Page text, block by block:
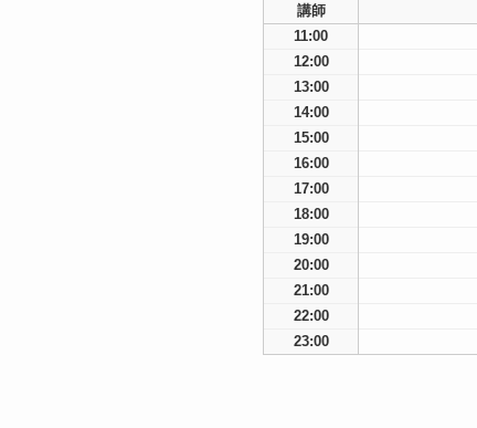
講師
11:00
12:00
13:00
14:00
15:00
16:00
17:00
18:00
19:00
20:00
21:00
22:00
23:00